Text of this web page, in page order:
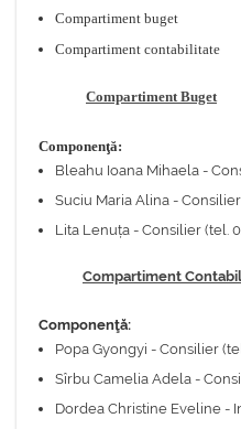
Compartiment buget
Compartiment contabilitate
Compartiment Buget
Componenţă:
Bleahu Ioana Mihaela -
Suciu Maria Alina -
Lita Lenuța - Consilier (tel.
Compartiment
Componenţă:
Popa Gyongyi - Consilier
Sîrbu Camelia Adela -
Dordea Christine Eveline -